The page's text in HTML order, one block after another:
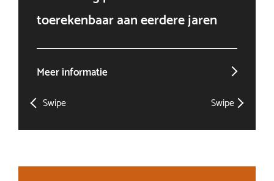
toerekenbaar aan eerdere jaren
Meer informatie
Swipe Swipe